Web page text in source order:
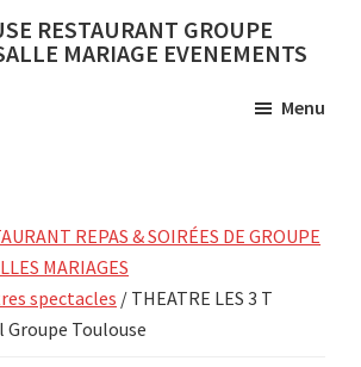
RESTAURANT GROUPE
MARIAGE EVENEMENTS
Menu
REPAS & SOIRÉES DE GROUPE
MARIAGES
spectacles / THEATRE LES 3 T
Groupe Toulouse